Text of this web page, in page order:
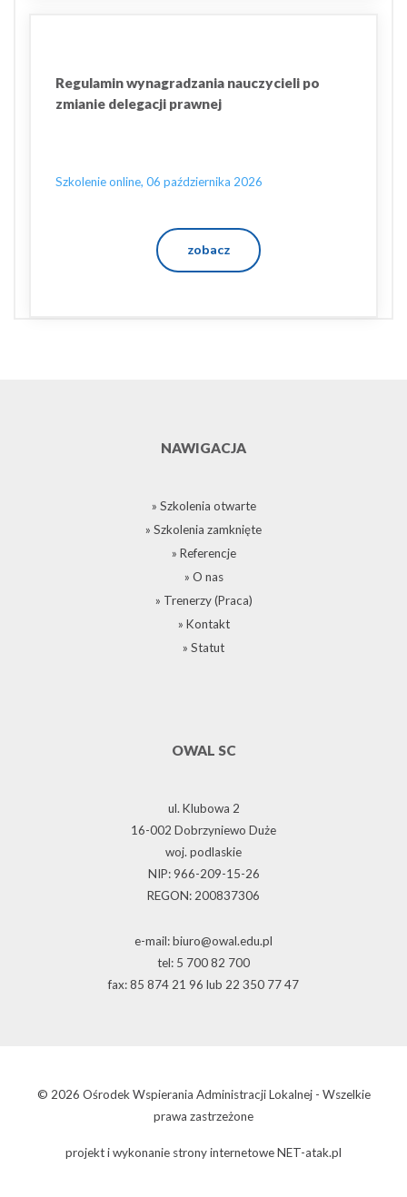
Regulamin wynagradzania nauczycieli po
zmianie delegacji prawnej
Szkolenie online, 06 października 2026
zobacz
NAWIGACJA
» Szkolenia otwarte
» Szkolenia zamknięte
» Referencje
» O nas
» Trenerzy (Praca)
» Kontakt
» Statut
OWAL SC
ul. Klubowa 2
16-002 Dobrzyniewo Duże
woj. podlaskie
NIP: 966-209-15-26
REGON: 200837306
e-mail: biuro@owal.edu.pl
tel: 5 700 82 700
fax: 85 874 21 96 lub 22 350 77 47
© 2026 Ośrodek Wspierania Administracji Lokalnej - Wszelkie
prawa zastrzeżone
projekt i wykonanie strony internetoweNET-atak.pl